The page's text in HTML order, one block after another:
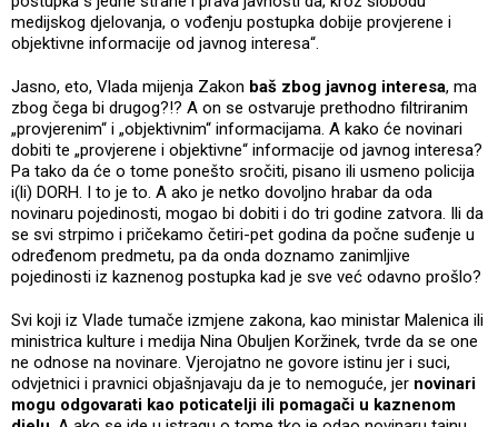
medijskog djelovanja, o vođenju postupka dobije provjerene i
objektivne informacije od javnog interesa“.
Jasno, eto, Vlada mijenja Zakon baš zbog javnog interesa, ma
zbog čega bi drugog?!? A on se ostvaruje prethodno filtriranim
„provjerenim“ i „objektivnim“ informacijama. A kako će novinari
dobiti te „provjerene i objektivne“ informacije od javnog interesa?
Pa tako da će o tome ponešto sročiti, pisano ili usmeno policija
i(li) DORH. I to je to. A ako je netko dovoljno hrabar da oda
novinaru pojedinosti, mogao bi dobiti i do tri godine zatvora. Ili da
se svi strpimo i pričekamo četiri-pet godina da počne suđenje u
određenom predmetu, pa da onda doznamo zanimljive
pojedinosti iz kaznenog postupka kad je sve već odavno prošlo?
Svi koji iz Vlade tumače izmjene zakona, kao ministar Malenica ili
ministrica kulture i medija Nina Obuljen Koržinek, tvrde da se one
ne odnose na novinare. Vjerojatno ne govore istinu jer i suci,
odvjetnici i pravnici objašnjavaju da je to nemoguće, jer novinari
mogu odgovarati kao poticatelji ili pomagači u kaznenom